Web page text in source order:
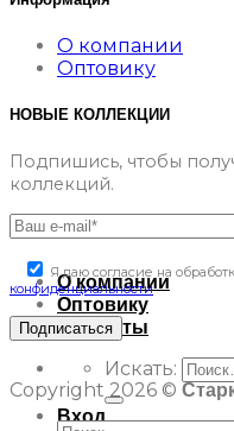
О компании
Оптовику
Контакты
Искать:
Вход
О компании
Оптовику
НОВЫЕ КОЛЛЕКЦИИ
Подпишись, чтобы
коллекций.
Я даю согласие на
конфиденциальности
Copyright 2026 ©